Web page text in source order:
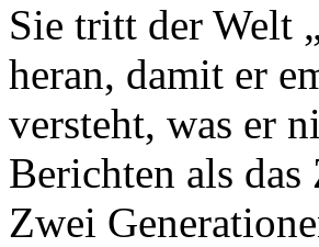
Sie tritt der Welt
heran, damit er
versteht, was er
Berichten als das
Zwei